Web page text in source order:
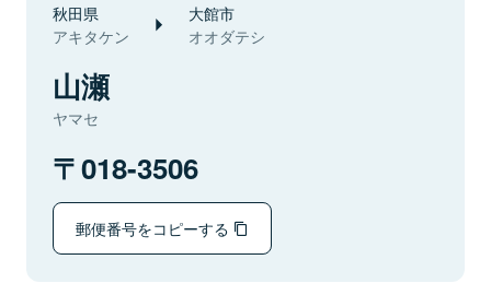
秋田県
アキタケン
大館市
オオダテシ
山瀬
ヤマセ
018-3506
郵便番号をコピーする